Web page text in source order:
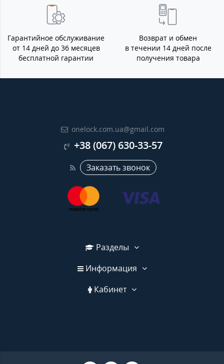
Гарантийное обслуживание
от 14 дней до 36 месяцев
бесплатной гарантии
Возврат и обмен
в течении 14 дней после
получения товара
onelock.com.ua@gmail.com
+38 (067) 630-33-57
Заказать звонок
Разделы
Информация
Кабинет